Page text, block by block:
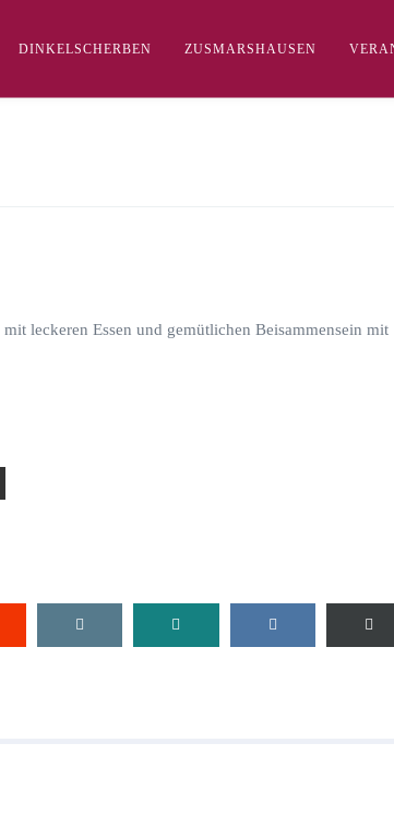
DINKELSCHERBEN ZUSMARSHAUSEN
leckeren Essen und gemütlichen Beisammensein mit